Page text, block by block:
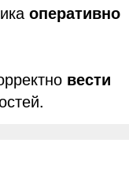
оперативно
вести